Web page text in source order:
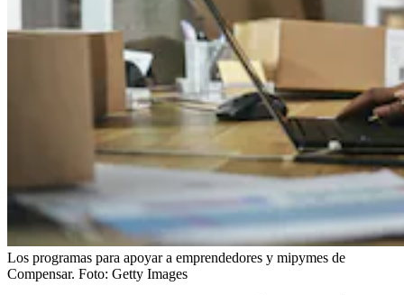
Los programas para apoyar a emprendedores y mipymes de
Compensar. Foto: Getty Images